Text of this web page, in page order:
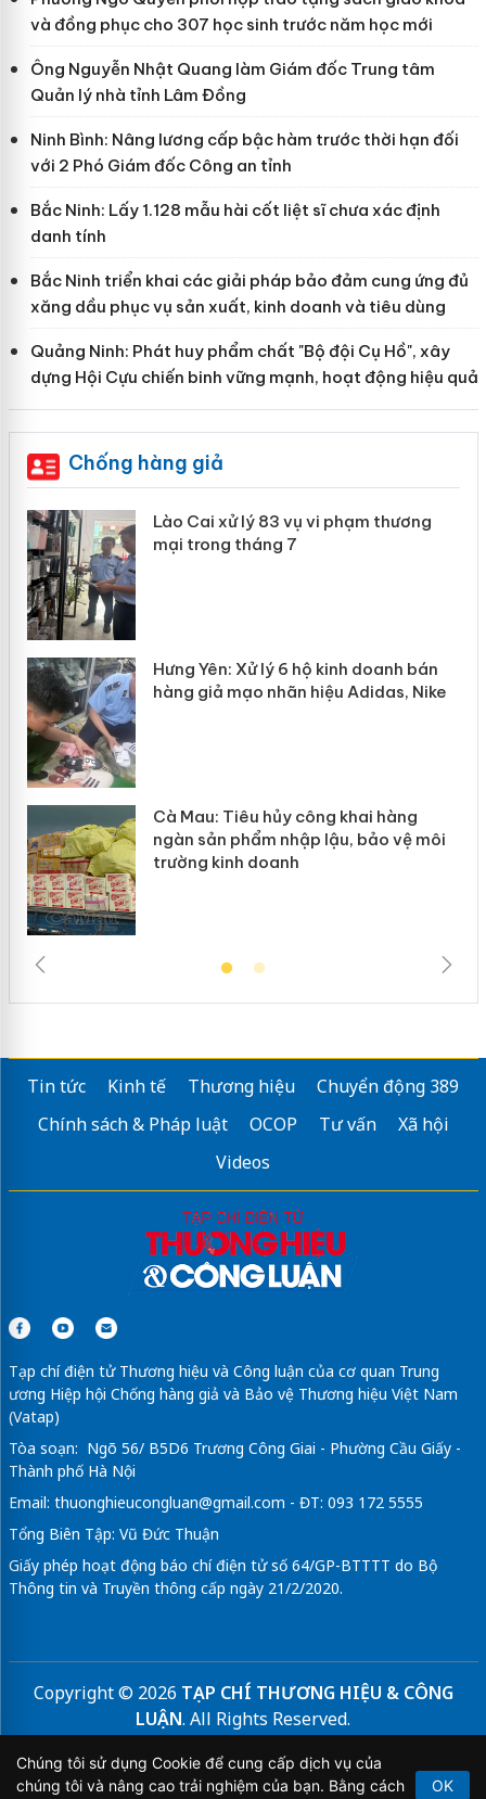
và đồng phục cho 307 học sinh trước năm học mới
Ông Nguyễn Nhật Quang làm Giám đốc Trung tâm
Quản lý nhà tỉnh Lâm Đồng
Ninh Bình: Nâng lương cấp bậc hàm trước thời hạn đối
với 2 Phó Giám đốc Công an tỉnh
Bắc Ninh: Lấy 1.128 mẫu hài cốt liệt sĩ chưa xác định
danh tính
Bắc Ninh triển khai các giải pháp bảo đảm cung ứng đủ
xăng dầu phục vụ sản xuất, kinh doanh và tiêu dùng
Quảng Ninh: Phát huy phẩm chất "Bộ đội Cụ Hồ", xây
dựng Hội Cựu chiến binh vững mạnh, hoạt động hiệu quả
Chống hàng giả
Lào Cai xử lý 83 vụ vi phạm thương
mại trong tháng 7
Hưng Yên: Xử lý 6 hộ kinh doanh bán
hàng giả mạo nhãn hiệu Adidas, Nike
Cà Mau: Tiêu hủy công khai hàng
ngàn sản phẩm nhập lậu, bảo vệ môi
trường kinh doanh
Tin tức Kinh tế Thương hiệu
Chuyển động 389
Chính sách & Pháp luật
OCOP Tư vấn
Xã hội
Videos
Tạp chí điện tử Thương hiệu và Công luận của cơ quan Trung
ương Hiệp hội Chống hàng giả và Bảo vệ Thương hiệu Việt Nam
(Vatap)
Tòa soạn: Ngõ 56/ B5D6 Trương Công Giai - Phường Cầu Giấy -
Thành phố Hà Nội
Email: thuonghieucongluan@gmail.com - ĐT: 093 172 5555
Tổng Biên Tập: Vũ Đức Thuận
Giấy phép hoạt động báo chí điện tử số 64/GP-BTTTT do Bộ
Thông tin và Truyền thông cấp ngày 21/2/2020.
Copyright © 2026 TẠP CHÍ THƯƠNG HIỆU & CÔNG
LUẬN. All Rights Reserved.
Bản quyền thuộc Tạp chí Thương hiệu và Công luận. Cấm
sao chép dưới mọi hình thức nếu không có sự chấp thuận
Chúng tôi sử dụng Cookie để cung cấp dịch vụ của
chúng tôi và nâng cao trải nghiệm của bạn. Bằng cách
OK